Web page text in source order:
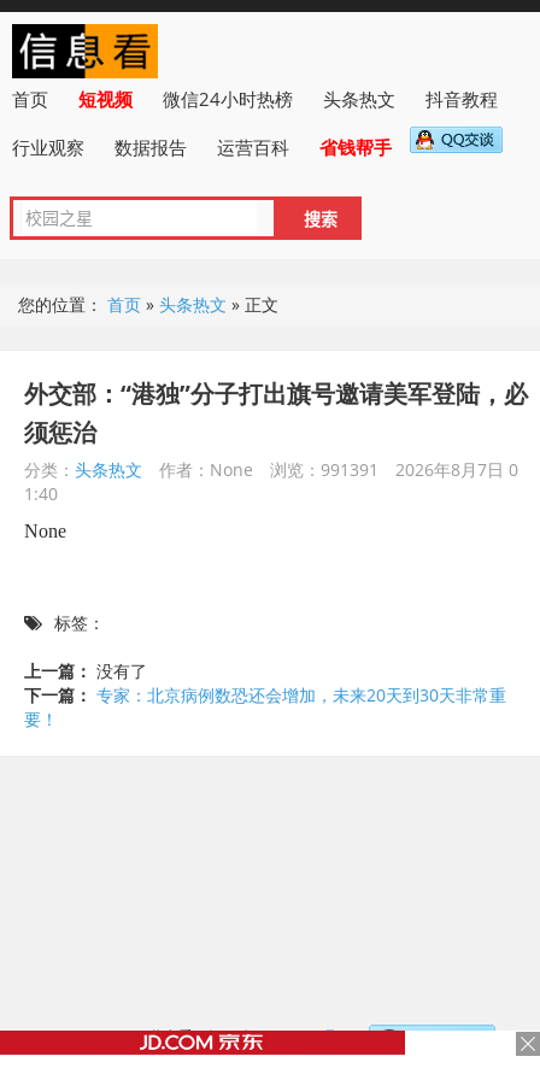
首页 短视频 微信24小时热榜 头条热文
抖音教程
行业观察
数据报告 运营百科 省钱帮手
您的位置： 首页 » 头条热文 » 正文
外交部：“港独”分子打出旗号邀请美军登陆，必
须惩治
分类： 头条热文 作者：None 浏览：991391
2026年8月7日 0
1:40
None
标签：
上一篇： 没有了
下一篇： 专家：北京病例数恐还会增加，未来20天到30天非常重
要！
©2017 - 2020 / 信息看 /粤ICP备17153186号-2，